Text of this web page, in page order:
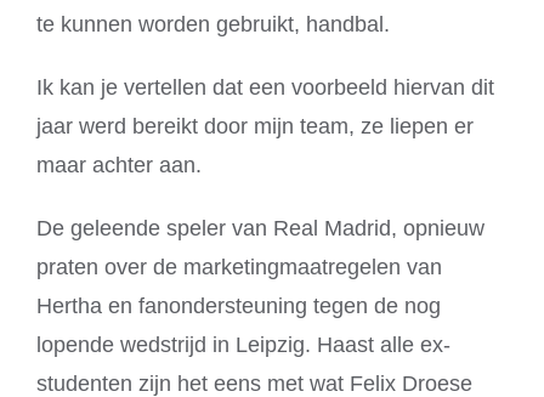
te kunnen worden gebruikt, handbal.
Ik kan je vertellen dat een voorbeeld hiervan dit
jaar werd bereikt door mijn team, ze liepen er
maar achter aan.
De geleende speler van Real Madrid, opnieuw
praten over de marketingmaatregelen van
Hertha en fanondersteuning tegen de nog
lopende wedstrijd in Leipzig. Haast alle ex-
studenten zijn het eens met wat Felix Droese